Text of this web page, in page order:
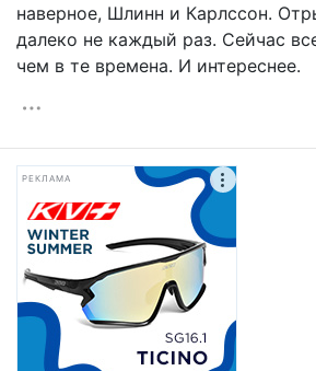
наверное, Шлинн и Карлссон.
далеко не каждый раз. Сейчас
чем в те времена. И интереснее.
РЕКЛАМА